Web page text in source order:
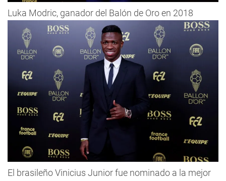
Luka Modric, ganador del Balón de Oro en 2018
El brasileño Vinicius Junior fue nominado a la mejor